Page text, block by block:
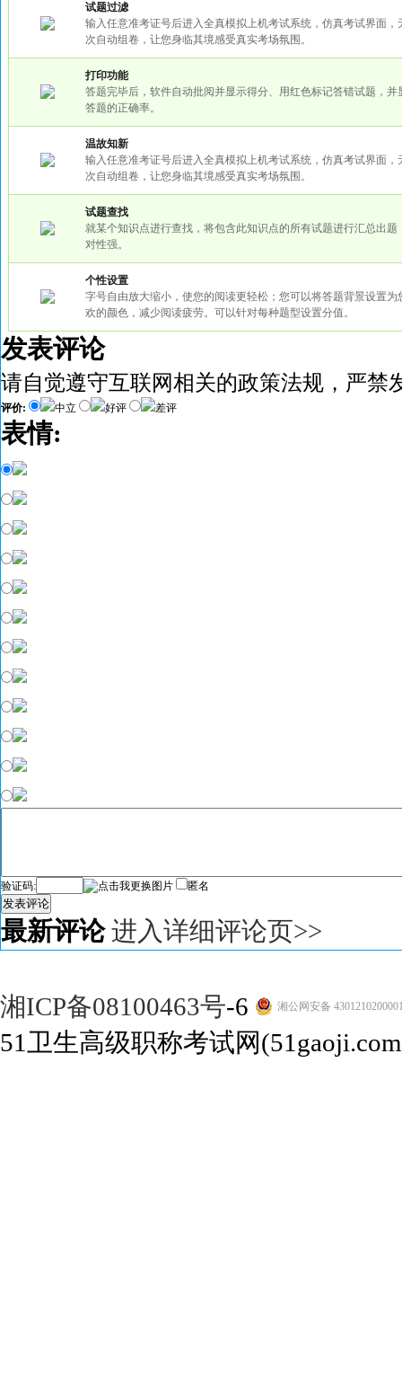
试题过滤
输入任意准考证号后进入全真模拟上机考试系统，仿真考试界面，
次自动组卷，让您身临其境感受真实考场氛围。
打印功能
答题完毕后，软件自动批阅并显示得分、用红色标记答错试题，并
答题的正确率。
温故知新
输入任意准考证号后进入全真模拟上机考试系统，仿真考试界面，
次自动组卷，让您身临其境感受真实考场氛围。
试题查找
就某个知识点进行查找，将包含此知识点的所有试题进行汇总出题
对性强。
个性设置
字号自由放大缩小，使您的阅读更轻松；您可以将答题背景设置为
欢的颜色，减少阅读疲劳。可以针对每种题型设置分值。
发表评论
请自觉遵守互联网相关的政策法规，严禁
评价: 中立 好评 差评
表情:
验证码: 匿名
发表评论
最新评论 进入详细评论页>>
湘ICP备08100463号-6 湘公网安备
51卫生高级职称考试网